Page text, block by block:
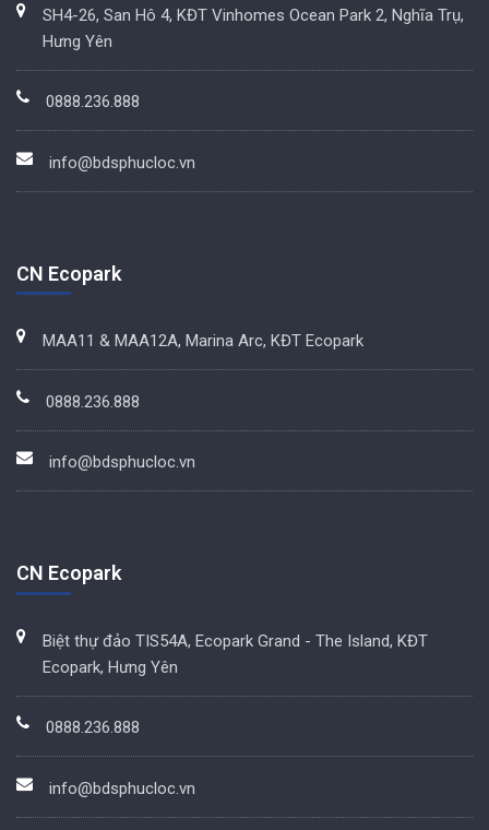
SH4-26, San Hô 4, KĐT Vinhomes Ocean Park 2, Nghĩa Trụ,
Hưng Yên
0888.236.888
info@bdsphucloc.vn
CN Ecopark
MAA11 & MAA12A, Marina Arc, KĐT Ecopark
0888.236.888
info@bdsphucloc.vn
CN Ecopark
Biệt thự đảo TIS54A, Ecopark Grand - The Island, KĐT
Ecopark, Hưng Yên
0888.236.888
info@bdsphucloc.vn